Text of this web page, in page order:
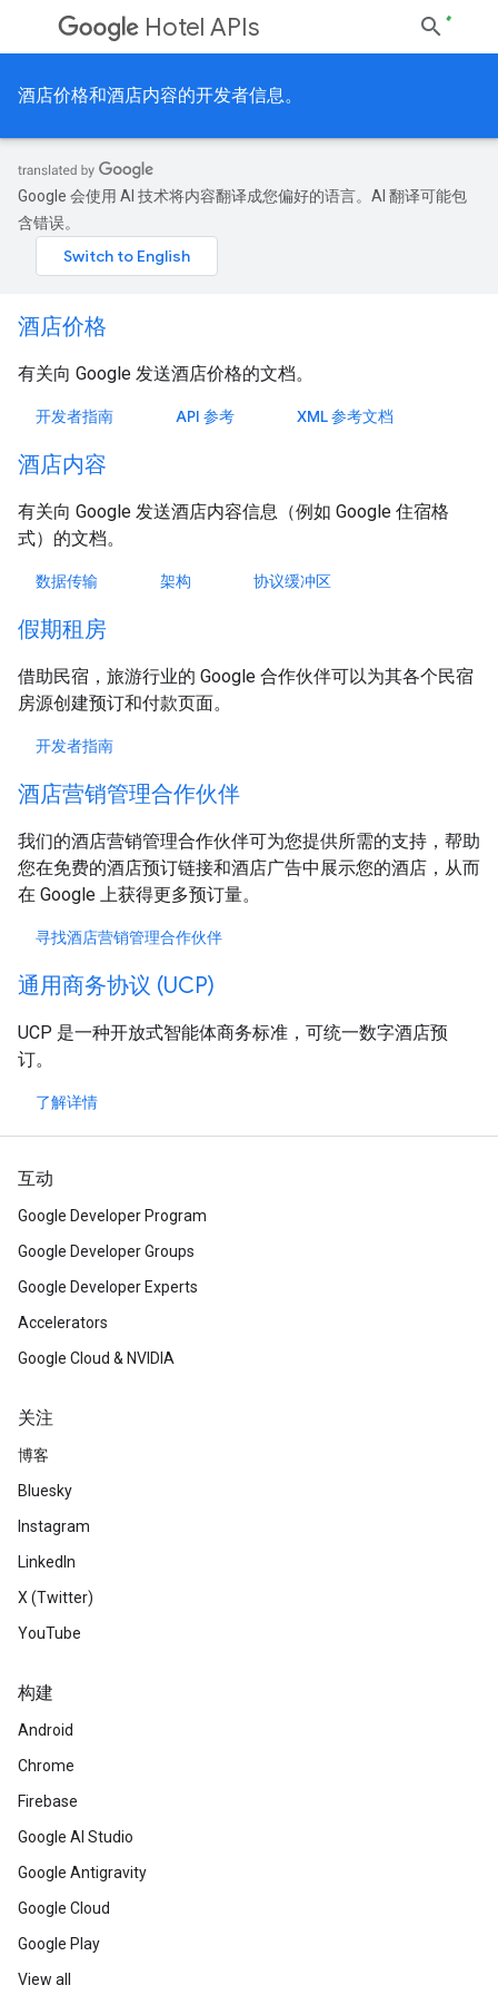
Hotel APIs
酒店价格和酒店内容的开发者信息。
Google 会使用 AI 技术将内容翻译成您偏好的语言。AI 翻译可能包
含错误。
酒店价格
有关向 Google 发送酒店价格的文档。
开发者指南 API 参考 XML 参考文档
酒店内容
有关向 Google 发送酒店内容信息（例如 Google 住宿格
式）的文档。
数据传输 架构 协议缓冲区
假期租房
借助民宿，旅游行业的 Google 合作伙伴可以为其各个民宿
房源创建预订和付款页面。
开发者指南
酒店营销管理合作伙伴
我们的酒店营销管理合作伙伴可为您提供所需的支持，帮助
您在免费的酒店预订链接和酒店广告中展示您的酒店，从而
在 Google 上获得更多预订量。
寻找酒店营销管理合作伙伴
通用商务协议 (UCP)
UCP 是一种开放式智能体商务标准，可统一数字酒店预
订。
了解详情
互动
Google Developer Program
Google Developer Groups
Google Developer Experts
Accelerators
Google Cloud & NVIDIA
关注
博客
Bluesky
Instagram
LinkedIn
X (Twitter)
YouTube
构建
Android
Chrome
Firebase
Google AI Studio
Google Antigravity
Google Cloud
Google Play
View all